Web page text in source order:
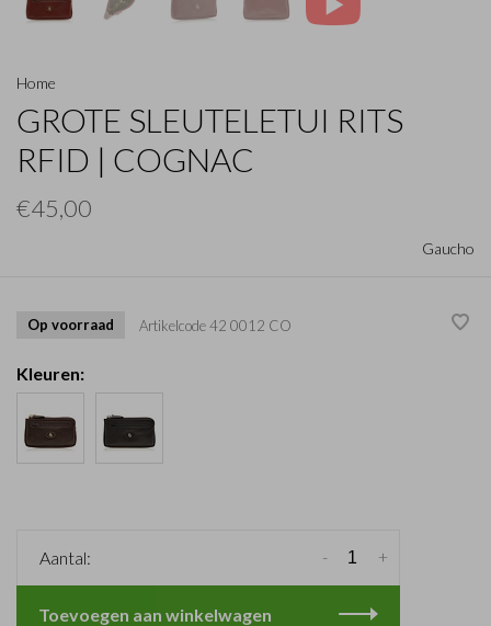
Home
GROTE SLEUTELETUI RITS
RFID | COGNAC
€45,00
Gaucho
Op voorraad Artikelcode42 0012 CO
Kleuren:
Aantal: +
-
Toevoegen aan winkelwagen